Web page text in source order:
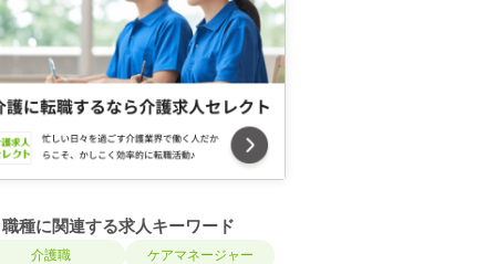
職種に関連する求人キーワード
介護職 ケアマネージャー